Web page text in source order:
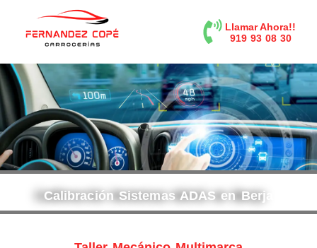
Llamar Ahora!!
919 93 08 30
Calibración Sistemas ADAS en Berja